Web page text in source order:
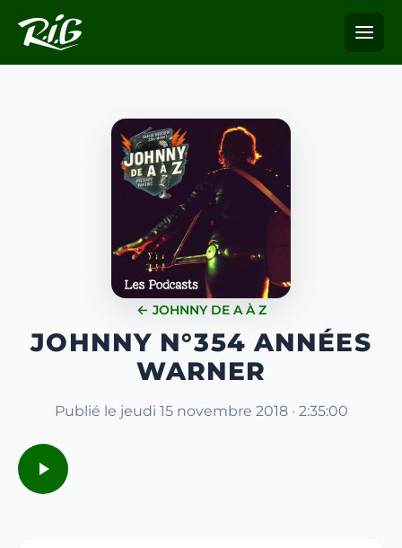
← JOHNNY DE A À Z
JOHNNY N°354 ANNÉES
WARNER
Publié le jeudi 15 novembre 2018 · 2:35:00